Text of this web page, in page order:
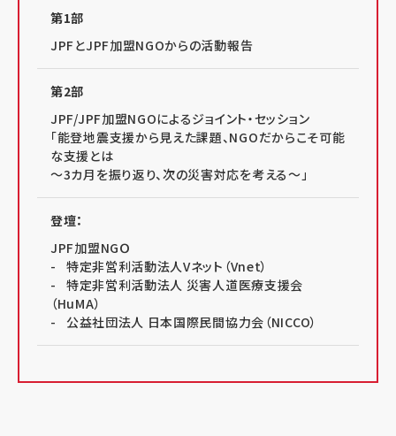
第1部
JPFとJPF加盟NGOからの活動報告
第2部
JPF/JPF加盟NGOによるジョイント・セッション
「能登地震支援から見えた課題、NGOだからこそ可能
な支援とは
～3カ月を振り返り、次の災害対応を考える～」
登壇：
JPF加盟NGＯ
- 特定非営利活動法人Vネット（Vnet）
- 特定非営利活動法人 災害人道医療支援会
（HuMA）
- 公益社団法人 日本国際民間協力会（NICCO）